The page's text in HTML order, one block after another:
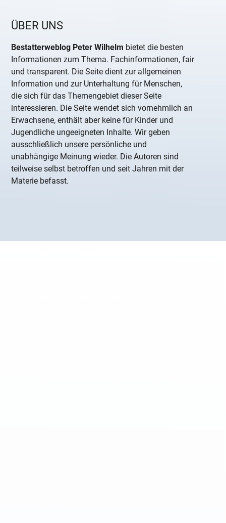
ÜBER UNS
Bestatterweblog Peter Wilhelm bietet die besten
Informationen zum Thema. Fachinformationen, fair
und transparent. Die Seite dient zur allgemeinen
Information und zur Unterhaltung für Menschen,
die sich für das Themengebiet dieser Seite
interessieren. Die Seite wendet sich vornehmlich an
Erwachsene, enthält aber keine für Kinder und
Jugendliche ungeeigneten Inhalte. Wir geben
ausschließlich unsere persönliche und
unabhängige Meinung wieder. Die Autoren sind
teilweise selbst betroffen und seit Jahren mit der
Materie befasst.